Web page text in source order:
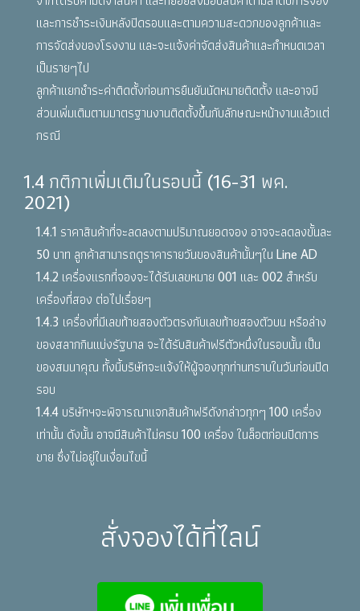
และการชำระเงินหลังปิดรอบและตามความสะดวกของลูกค้าและ
การจัดส่งของโรงงาน และจะแจ้งค่าจัดส่งสินค้าและกำหนดเวลา
เป็นรายๆไป
ลูกค้าแยกชำระค่าติดตั้งก่อนการยืนยันนัดหมายติดตั้ง และอาจมี
ส่วนเพิ่มเติมตามมาตรฐานงานติดตั้งขึ้นกับลักษณะหน้างานแล้วแต่
กรณี
1.4 กติกาเพิ่มเติมในรอบนี้ (16-31 พค.
2021)
1.4.1 ราคาสินค้าที่จะลดลงตามปริมาณยอดจอง อาจจะลดลงขั้นละ
50 บาท ลูกค้าสามารถดูราคารายวันของสินค้านั้นๆใน Line AD
1.4.2 เครื่องแรกที่จองจะได้รับเลขหมาย 001 และ 002 สำหรับ
เครื่องที่สอง ต่อไปเรื่อยๆ
1.4.3 เครื่องที่มีเลขท้ายสองตัวตรงกับเลขท้ายสองตัวบน หรือล่าง
ของสลากกินแบ่งรัฐบาล จะได้รับสินค้าฟรีตัวหนึ่งในรอบนั้น เป็น
ของสมนาคุณ ทั้งนี้บริษัทจะแจ้งให้ผู้จองทุกท่านทราบในวันก่อนปิด
รอบ
1.4.4 บริษัทฯจะพิจารณาแจกสินค้าฟรีดังกล่าวทุกๆ 100 เครื่อง
เท่านั้น ดังนั้น อาจมีสินค้าไม่ครบ 100 เครื่อง ในล็อตก่อนปิดการ
ขาย ซึ่งไม่อยู่ในเงื่อนไขนี้
สั่งจองได้ที่ไลน์